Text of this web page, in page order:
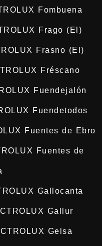
Fombuena
Frago (El)
Frasno (El)
Fréscano
Fuendejalón
Fuendetodos
Fuentes de Ebro
Fuentes de
Gallocanta
Gallur
Gelsa